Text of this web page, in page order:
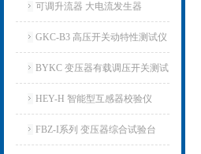
可调升流器 大电流发生器
GKC-B3 高压开关动特性测试仪
BYKC 变压器有载调压开关测试
仪
HEY-H 智能型互感器校验仪
FBZ-I系列 变压器综合试验台